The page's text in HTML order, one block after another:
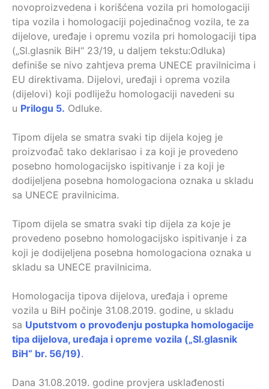
novoproizvedena i korišćena vozila pri homologaciji
tipa vozila i homologaciji pojedinačnog vozila, te za
dijelove, uređaje i opremu vozila pri homologaciji tipa
(„Sl.glasnik BiH“ 23/19, u daljem tekstu:Odluka)
definiše se nivo zahtjeva prema UNECE pravilnicima i
EU direktivama. Dijelovi, uređaji i oprema vozila
(dijelovi) koji podliježu homologaciji navedeni su
u Prilogu 5. Odluke.
Tipom dijela se smatra svaki tip dijela kojeg je
proizvođač tako deklarisao i za koji je provedeno
posebno homologacijsko ispitivanje i za koji je
dodijeljena posebna homologaciona oznaka u skladu
sa UNECE pravilnicima.
Tipom dijela se smatra svaki tip dijela za koje je
provedeno posebno homologacijsko ispitivanje i za
koji je dodijeljena posebna homologaciona oznaka u
skladu sa UNECE pravilnicima.
Homologacija tipova dijelova, uređaja i opreme
vozila u BiH počinje 31.08.2019. godine, u skladu
sa Uputstvom o provođenju postupka homologacije
tipa dijelova, uređaja i opreme vozila („Sl.glasnik
BiH“ br. 56/19).
Dana 31.08.2019. godine provjera usklađenosti